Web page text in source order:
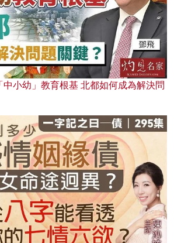
小幼」教育根基 北都如何成為解決問